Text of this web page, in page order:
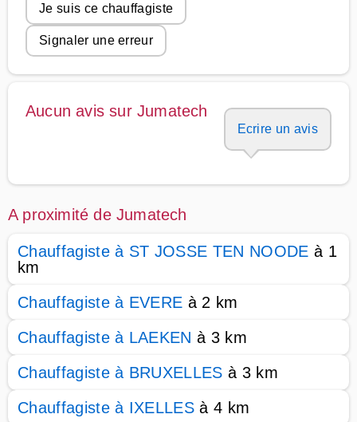
Je suis ce chauffagiste
Signaler une erreur
Aucun avis sur Jumatech
Ecrire un avis
A proximité de Jumatech
Chauffagiste à ST JOSSE TEN NOODE à 1
km
Chauffagiste à EVERE à 2 km
Chauffagiste à LAEKEN à 3 km
Chauffagiste à BRUXELLES à 3 km
Chauffagiste à IXELLES à 4 km